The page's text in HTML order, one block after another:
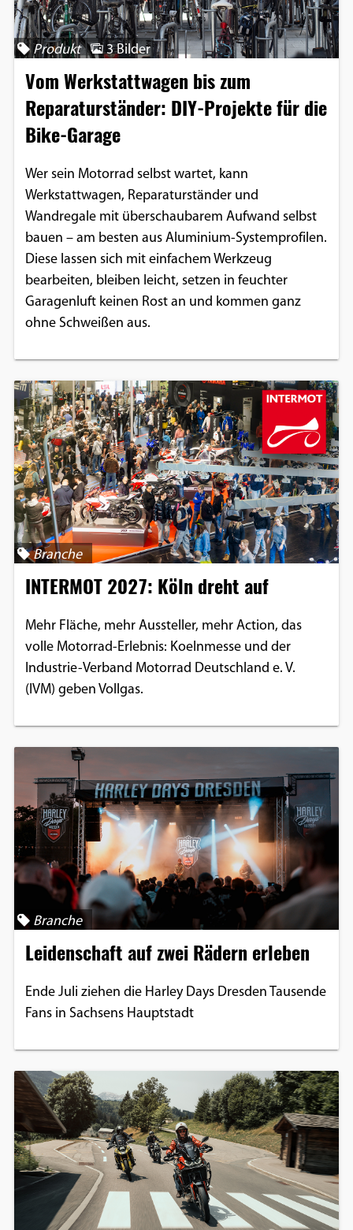
Produkt 3 Bilder
Vom Werkstattwagen bis zum
Reparaturständer: DIY-Projekte für die
Bike-Garage
Wer sein Motorrad selbst wartet, kann
Werkstattwagen, Reparaturständer und
Wandregale mit überschaubarem Aufwand selbst
bauen – am besten aus Aluminium-Systemprofilen.
Diese lassen sich mit einfachem Werkzeug
bearbeiten, bleiben leicht, setzen in feuchter
Garagenluft keinen Rost an und kommen ganz
ohne Schweißen aus.
Branche
INTERMOT 2027: Köln dreht auf
Mehr Fläche, mehr Aussteller, mehr Action, das
volle Motorrad-Erlebnis: Koelnmesse und der
Industrie-Verband Motorrad Deutschland e. V.
(IVM) geben Vollgas.
Branche
Leidenschaft auf zwei Rädern erleben
Ende Juli ziehen die Harley Days Dresden Tausende
Fans in Sachsens Hauptstadt